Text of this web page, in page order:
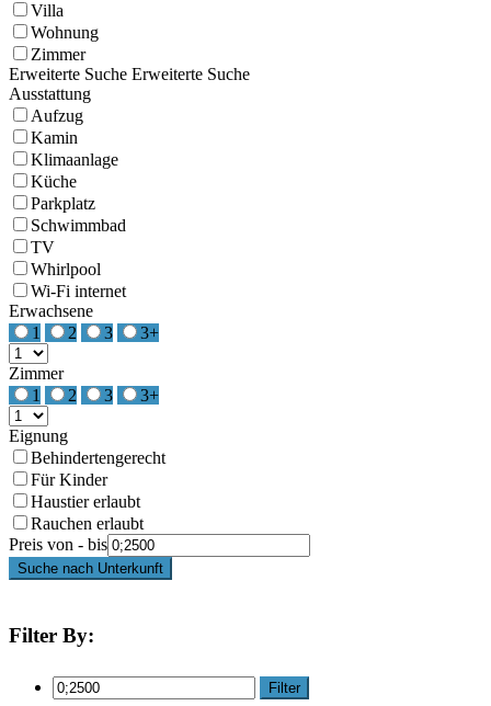
Villa
Wohnung
Zimmer
Erweiterte Suche Erweiterte Suche
Ausstattung
Aufzug
Kamin
Klimaanlage
Küche
Parkplatz
Schwimmbad
TV
Whirlpool
Wi-Fi internet
Erwachsene
1
2 3 3+
Zimmer
1
2 3 3+
Eignung
Behindertengerecht
Für Kinder
Haustier erlaubt
Rauchen erlaubt
Preis von - bis
Suche nach Unterkunft
Filter By:
Filter